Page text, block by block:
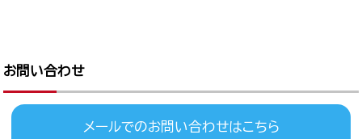
お問い合わせ
メールでのお問い合わせはこちら